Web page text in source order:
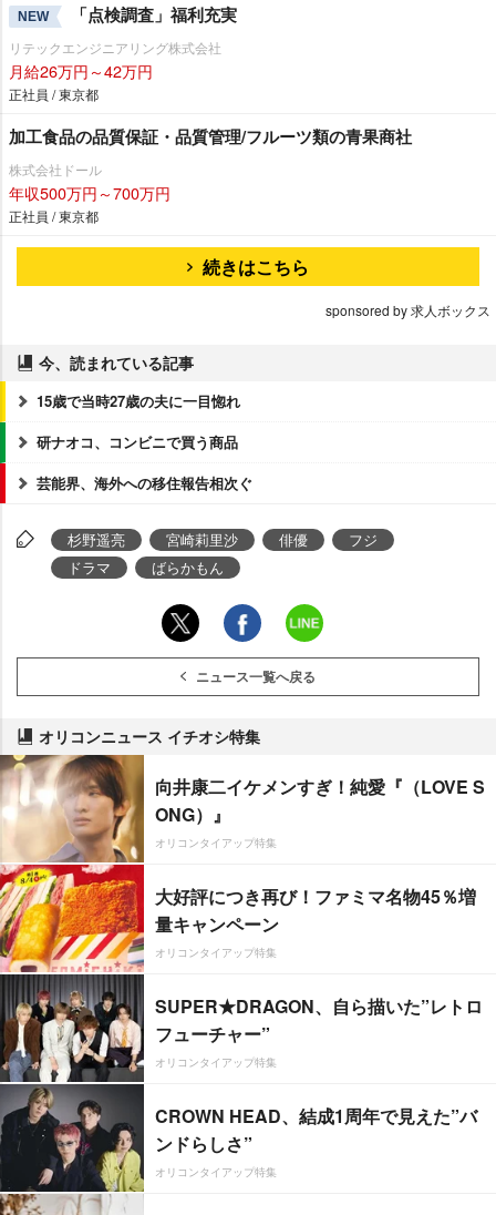
NEW 「点検調査」福利充実
リテックエンジニアリング株式会社
月給26万円～42万円
正社員 / 東京都
加工食品の品質保証・品質管理/フルーツ類の青果商社
株式会社ドール
年収500万円～700万円
正社員 / 東京都
続きはこちら
sponsored by 求人ボックス
今、読まれている記事
15歳で当時27歳の夫に一目惚れ
研ナオコ、コンビニで買う商品
芸能界、海外への移住報告相次ぐ
杉野遥亮 宮崎莉里沙 俳優
フジ
ドラマ
ばらかもん
ニュース一覧へ戻る
オリコンニュース イチオシ特集
向井康二イケメンすぎ！純愛『（LOVE S
ONG）』
オリコンタイアップ特集
大好評につき再び！ファミマ名物45％増
量キャンペーン
オリコンタイアップ特集
SUPER★DRAGON、自ら描いた”レトロ
フューチャー”
オリコンタイアップ特集
CROWN HEAD、結成1周年で見えた”バ
ンドらしさ”
オリコンタイアップ特集